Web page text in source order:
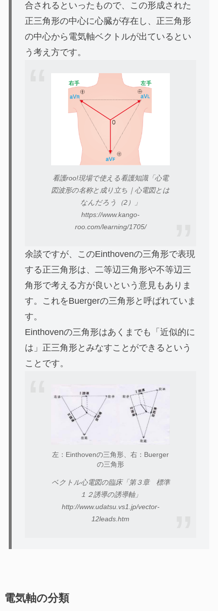
合されるといったもので、この形成された
正三角形の中心に心臓が存在し、正三角形
の中心から電気軸ベクトルが出ているとい
う考え方です。
看護roo!現場で使える看護知識「心電
図波形の名称と成り立ち｜心電図とは
なんだろう（2）」
https://www.kango-
roo.com/learning/1705/
余談ですが、このEinthovenの三角形で表現
する正三角形は、二等辺三角形や不等辺三
角形で考える方が良いという意見もありま
す。これをBuergerの三角形 と呼ばれていま
す。
Einthovenの三角形はあくまでも「近似的に
は」正三角形とみなすことができるという
ことです。
左：Einthovenの三角形、右：Buerger
の三角形
ベクトル心電図の臨床「第３章 標準
１２誘導の誘導軸」
http://www.udatsu.vs1.jp/vector-
12leads.htm
電気軸の分類